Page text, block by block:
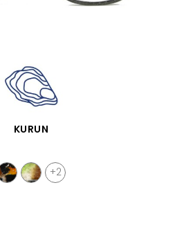
VISTA RÁPIDA
KURUN
+2